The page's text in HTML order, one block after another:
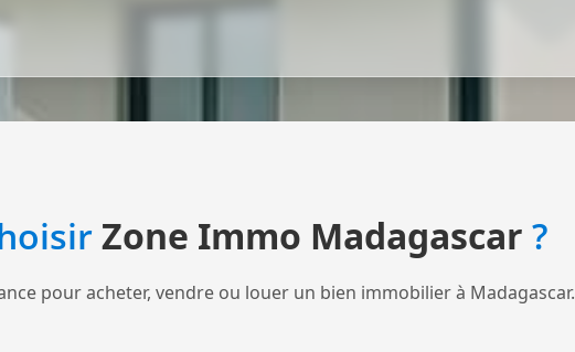
Zone Immo Madagascar ?
pour acheter, vendre ou louer un bien immobilier à Madagascar.